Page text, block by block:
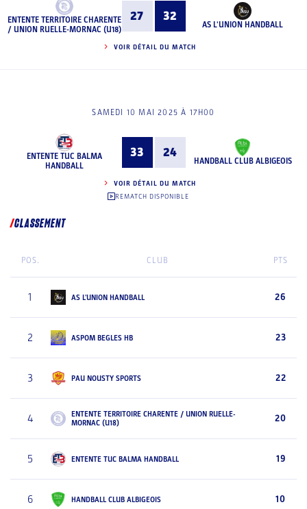
ENTENTE TERRITOIRE CHARENTE
/ UNION RUELLE-MORNAC (U18)
27 32
AS L'UNION HANDBALL
VOIR DÉTAIL DU MATCH
SAMEDI 10 MAI 2025 À 17H00
ENTENTE TUC BALMA
HANDBALL
33 24
HANDBALL CLUB ALBIGEOIS
VOIR DÉTAIL DU MATCH
REMATCH DISPONIBLE
CLASSEMENT
POS. CLUB PTS
1 AS L'UNION HANDBALL 26
2 ASPOM BEGLES HB 23
3 PAU NOUSTY SPORTS 22
4
ENTENTE TERRITOIRE CHARENTE / UNION RUELLE-
MORNAC (U18)
20
5 ENTENTE TUC BALMA HANDBALL 19
6 HANDBALL CLUB ALBIGEOIS 10